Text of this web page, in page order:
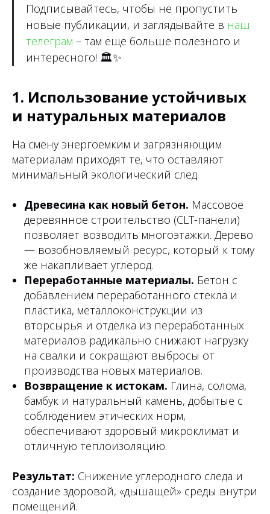
Подписывайтесь, чтобы не пропустить
новые публикации, и заглядывайте в наш
телеграм – там еще больше полезного и
интересного! 🏛✨
1. Использование устойчивых
и натуральных материалов
На смену энергоемким и загрязняющим
материалам приходят те, что оставляют
минимальный экологический след.
Древесина как новый бетон. Массовое
деревянное строительство (CLT-панели)
позволяет возводить многоэтажки. Дерево
— возобновляемый ресурс, который к тому
же накапливает углерод.
Переработанные материалы. Бетон с
добавлением переработанного стекла и
пластика, металлоконструкции из
вторсырья и отделка из переработанных
материалов радикально снижают нагрузку
на свалки и сокращают выбросы от
производства новых материалов.
Возвращение к истокам. Глина, солома,
бамбук и натуральный камень, добытые с
соблюдением этических норм,
обеспечивают здоровый микроклимат и
отличную теплоизоляцию.
Результат: Снижение углеродного следа и
создание здоровой, «дышащей» среды внутри
помещений.